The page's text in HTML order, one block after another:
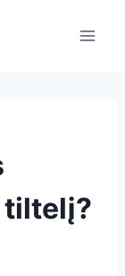
tiltelį?